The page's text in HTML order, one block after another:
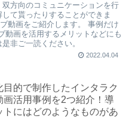
方向のコミュニケーションを行
て貰ったりすることができま
動画をご紹介します。 事例だけ
動画を活用するメリットなどにも
非ご一読ください。
2022.04.04
目的で制作したインタラク
画活用事例を2つ紹介！導
トにはどのようなものがあ